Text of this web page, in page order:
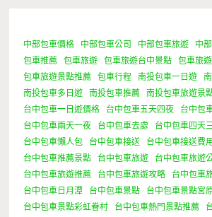
0 Minutes
中部包車價格 中部包車公司 中部包車旅遊 中
包車推薦
包車旅遊 包車旅遊台中景點
包車旅
包車旅遊景點推薦
包車行程 南投包車一日遊
南投包車多日遊
南投包車推薦 南投包車旅遊景
台中包車一日遊價格
台中包車五天四夜 台中包
台中包車兩天一夜
台中包車去處 台中包車四天
台中包車懶人包
台中包車接送 台中包車接送費用
台中包車推薦景點
台中包車旅遊
台中包車旅遊
台中包車旅遊推薦
台中包車旅遊攻略
台中包車
台中包車日月潭
台中包車景點
台中包車景點宮
台中包車景點彩虹眷村
台中包車熱門景點推薦